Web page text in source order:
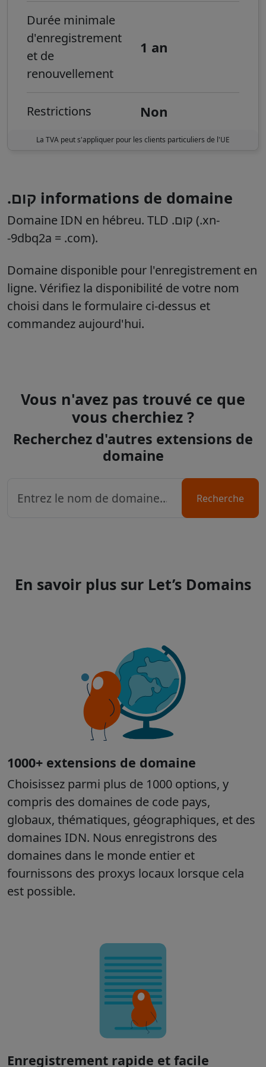
Durée minimale
d'enregistrement
et de
renouvellement
1 an
Restrictions Non
La TVA peut s'appliquer pour les clients particuliers de l'UE
.קום informations de domaine
Domaine IDN en hébreu. TLD .קום (.xn-
-9dbq2a = .com).
Domaine disponible pour l'enregistrement en
ligne. Vérifiez la disponibilité de votre nom
choisi dans le formulaire ci-dessus et
commandez aujourd'hui.
Vous n'avez pas trouvé ce que
vous cherchiez ?
Recherchez d'autres extensions de
domaine
Recherche